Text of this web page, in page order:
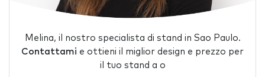
Melina, il nostro specialista di stand in Sao Paulo.
Contattami e ottieni il miglior design e prezzo per
il tuo stand a o